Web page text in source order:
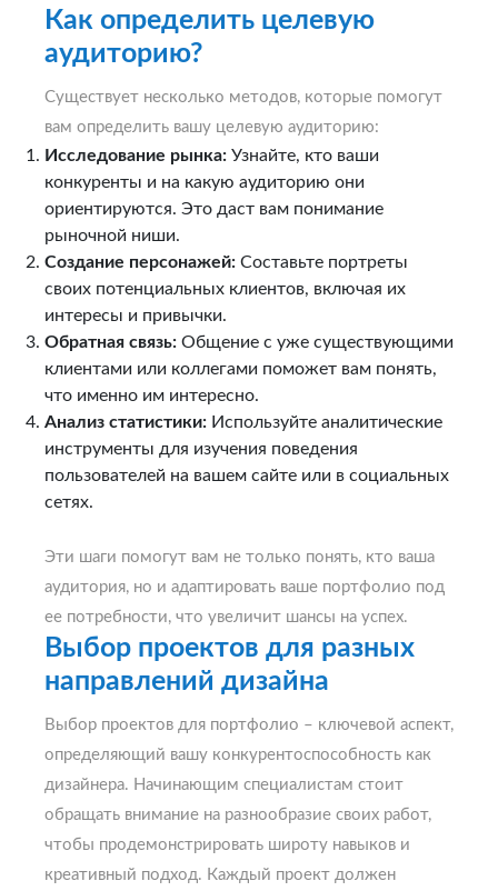
Как определить целевую
аудиторию?
Существует несколько методов, которые помогут
вам определить вашу целевую аудиторию:
Исследование рынка: Узнайте, кто ваши
конкуренты и на какую аудиторию они
ориентируются. Это даст вам понимание
рыночной ниши.
Создание персонажей: Составьте портреты
своих потенциальных клиентов, включая их
интересы и привычки.
Обратная связь: Общение с уже существующими
клиентами или коллегами поможет вам понять,
что именно им интересно.
Анализ статистики: Используйте аналитические
инструменты для изучения поведения
пользователей на вашем сайте или в социальных
сетях.
Эти шаги помогут вам не только понять, кто ваша
аудитория, но и адаптировать ваше портфолио под
ее потребности, что увеличит шансы на успех.
Выбор проектов для разных
направлений дизайна
Выбор проектов для портфолио – ключевой аспект,
определяющий вашу конкурентоспособность как
дизайнера. Начинающим специалистам стоит
обращать внимание на разнообразие своих работ,
чтобы продемонстрировать широту навыков и
креативный подход. Каждый проект должен